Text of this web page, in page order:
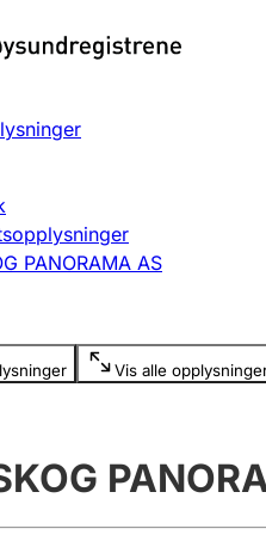
slette
PANORAMA AS
Vis alle
skjult